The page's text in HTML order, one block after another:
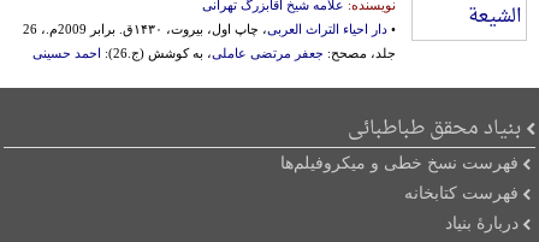
نویسنده: علامه شیخ آقابزرگ تهرانی
• دار احیاء التراث العربی
، چاپ اول، بیروت، ۱۴۳۰ق. برابر 2009م.، 26
جلد، مصحح: جعفر مرتضی عاملی، به کوشش (ج.26): احمد حسینی
بنیاد محقق طباطبائی
فهرست نسخ خطی و میکروفیلم‌ها
فهرست کتابخانه
دربارۀ بنیاد